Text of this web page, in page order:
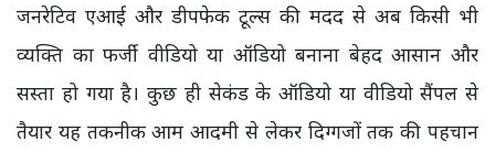
जनरेटिव एआई और डीपफेक टूल्स की मदद से अब किसी भी
व्यक्ति का फर्जी वीडियो या ऑडियो बनाना बेहद आसान और
सस्ता हो गया है। कुछ ही सेकंड के ऑडियो या वीडियो सैंपल से
तैयार यह तकनीक आम आदमी से लेकर दिग्गजों तक की पहचान